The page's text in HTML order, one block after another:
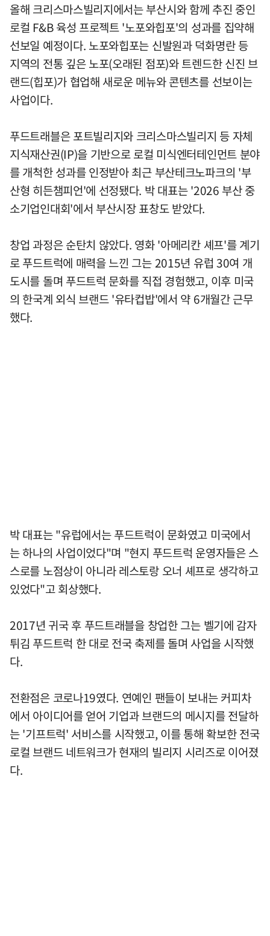
올해 크리스마스빌리지에서는 부산시와 함께 추진 중인
로컬 F&B 육성 프로젝트 '노포와힙포'의 성과를 집약해
선보일 예정이다. 노포와힙포는 신발원과 덕화명란 등
지역의 전통 깊은 노포(오래된 점포)와 트렌드한 신진 브
랜드(힙포)가 협업해 새로운 메뉴와 콘텐츠를 선보이는
사업이다.
푸드트래블은 포트빌리지와 크리스마스빌리지 등 자체
지식재산권(IP)을 기반으로 로컬 미식엔터테인먼트 분야
를 개척한 성과를 인정받아 최근 부산테크노파크의 '부
산형 히든챔피언'에 선정됐다. 박 대표는 '2026 부산 중
소기업인대회'에서 부산시장 표창도 받았다.
창업 과정은 순탄치 않았다. 영화 '아메리칸 셰프'를 계기
로 푸드트럭에 매력을 느낀 그는 2015년 유럽 30여 개
도시를 돌며 푸드트럭 문화를 직접 경험했고, 이후 미국
의 한국계 외식 브랜드 '유타컵밥'에서 약 6개월간 근무
했다.
박 대표는 "유럽에서는 푸드트럭이 문화였고 미국에서
는 하나의 사업이었다"며 "현지 푸드트럭 운영자들은 스
스로를 노점상이 아니라 레스토랑 오너 셰프로 생각하고
있었다"고 회상했다.
2017년 귀국 후 푸드트래블을 창업한 그는 벨기에 감자
튀김 푸드트럭 한 대로 전국 축제를 돌며 사업을 시작했
다.
전환점은 코로나19였다. 연예인 팬들이 보내는 커피차
에서 아이디어를 얻어 기업과 브랜드의 메시지를 전달하
는 '기프트럭' 서비스를 시작했고, 이를 통해 확보한 전국
로컬 브랜드 네트워크가 현재의 빌리지 시리즈로 이어졌
다.